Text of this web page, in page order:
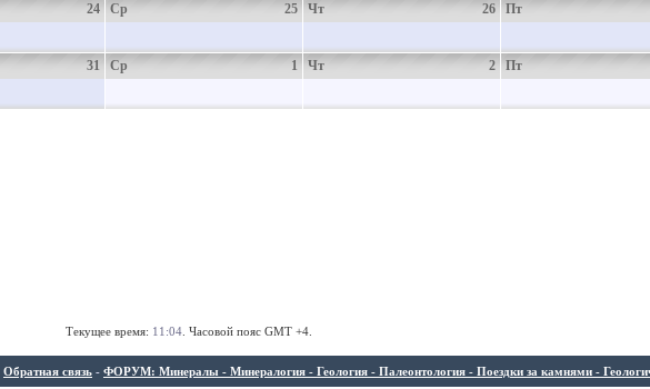
24 25
Ср 26
Чт Пт
31 1
Ср 2
Чт Пт
Текущее время: 11:04 . Часовой пояс GMT +4.
Обратная связь - ФОРУМ: Минералы - Минералогия - Геология - Палеонтология - Поездки за камнями -